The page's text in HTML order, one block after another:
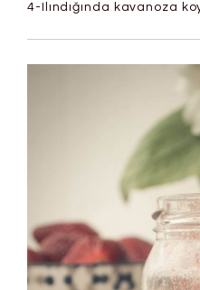
4-Ilındığında kavanoza